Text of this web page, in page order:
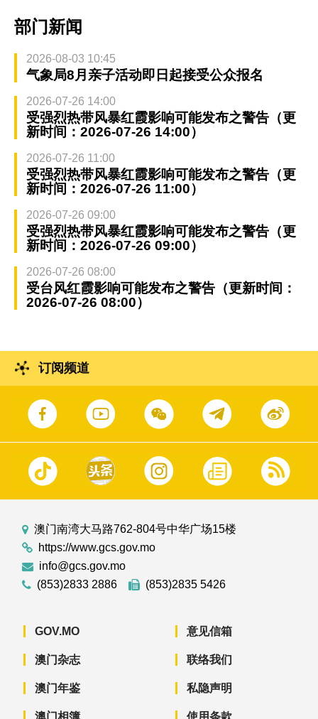
部门新闻
2026-08-03 10:45
气象局8月亲子活动即日起接受公众报名
2026-07-26 14:00
受强烈热带风暴红霞影响可能发布之警告（更
新时间：2026-07-26 14:00）
2026-07-26 11:00
受强烈热带风暴红霞影响可能发布之警告（更
新时间：2026-07-26 11:00）
2026-07-26 09:00
受强烈热带风暴红霞影响可能发布之警告（更
新时间：2026-07-26 09:00）
2026-07-26 08:00
受台风红霞影响可能发布之警告（更新时间：
2026-07-26 08:00）
订阅频道
澳门南湾大马路762-804号中华广场15楼
https://www.gcs.gov.mo
info@gcs.gov.mo
(853)2833 2886
(853)2835 5426
GOV.MO
澳门杂志
澳门年鉴
澳门相簿
意见信箱
联络我们
私隐声明
使用条款